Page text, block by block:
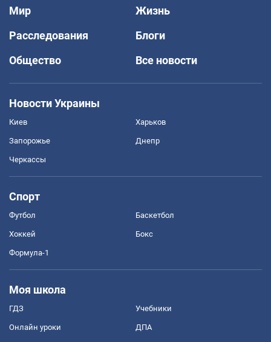
Мир
Жизнь
Расследования
Блоги
Общество
Все новости
Новости Украины
Киев Харьков
Запорожье Днепр
Черкассы
Спорт
Футбол Баскетбол
Хоккей Бокс
Формула-1
Моя школа
ГДЗ Учебники
Онлайн уроки ДПА